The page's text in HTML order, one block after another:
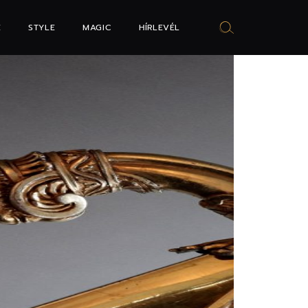
STYLE MAGIC HÍRLEVÉL